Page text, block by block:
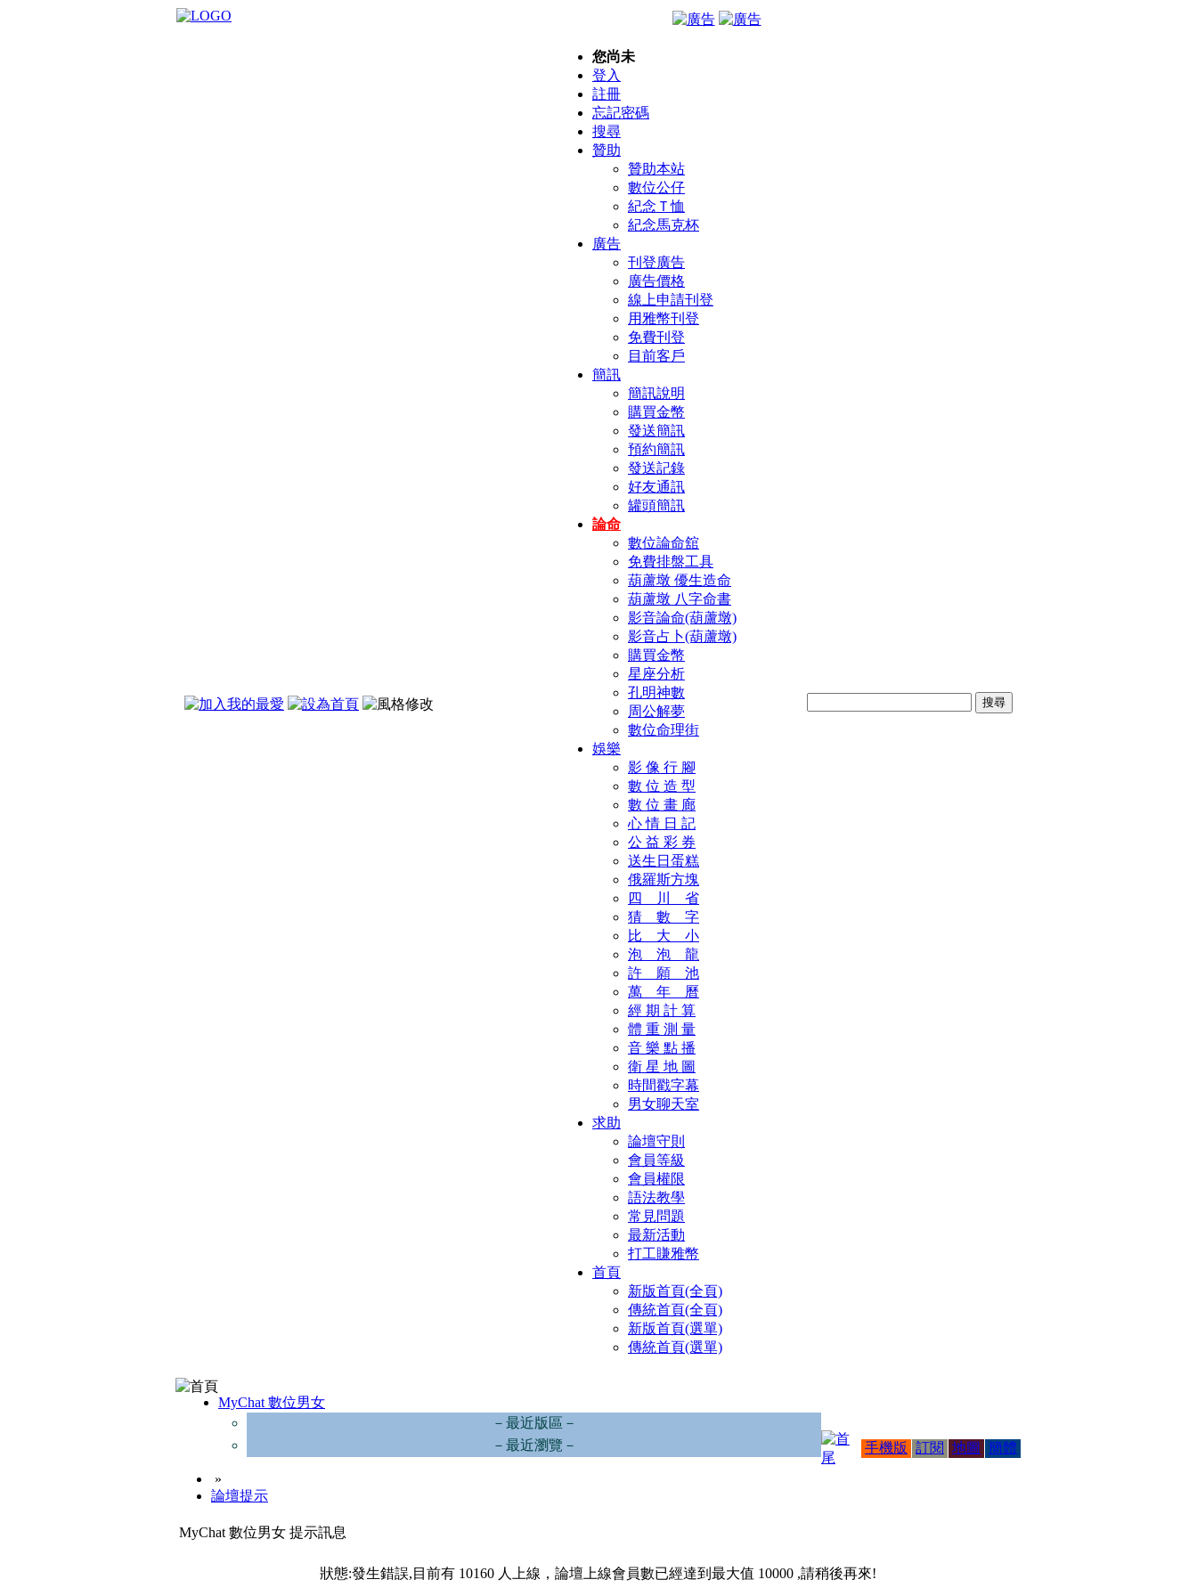
您尚未
登入
註冊
忘記密碼
搜尋
贊助
贊助本站
數位公仔
紀念Ｔ恤
紀念馬克杯
廣告
刊登廣告
廣告價格
線上申請刊登
用雅幣刊登
免費刊登
目前客戶
簡訊
簡訊說明
購買金幣
發送簡訊
預約簡訊
發送記錄
好友通訊
罐頭簡訊
論命
數位論命舘
免費排盤工具
葫蘆墩 優生造命
葫蘆墩 八字命書
影音論命(葫蘆墩)
影音占卜(葫蘆墩)
購買金幣
星座分析
孔明神數
周公解夢
數位命理街
娛樂
影 像 行 腳
數 位 造 型
數 位 畫 廊
心 情 日 記
公 益 彩 券
送生日蛋糕
俄羅斯方塊
四 川 省
猜 數 字
比 大 小
泡 泡 龍
許 願 池
萬 年 曆
經 期 計 算
體 重 測 量
音 樂 點 播
衛 星 地 圖
時間戳字幕
男女聊天室
求助
論壇守則
會員等級
會員權限
語法教學
常見問題
最新活動
打工賺雅幣
首頁
新版首頁(全頁)
傳統首頁(全頁)
新版首頁(選單)
傳統首頁(選單)
MyChat 數位男女
－最近版區－
－最近瀏覽－
»
論壇提示
手機版 訂閱 地圖 簡體
MyChat 數位男女 提示訊息
狀態:發生錯誤,目前有 10160 人上線，論壇上線會員數已經達到最大值 10000 ,請稍後再來!